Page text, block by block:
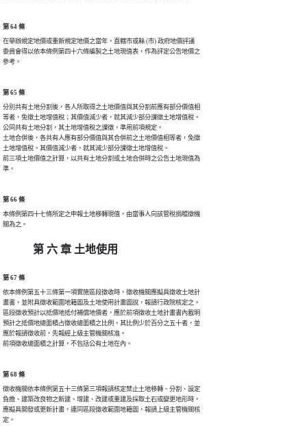
第 64 條
在舉辦規定地價或重新規定地價之當年，直轄市或縣 (市) 政府地價評議
委員會得以依本條例第四十六條編製之土地現值表，作為評定公告地價之
第 65 條
分別共有土地分割後，各人所取得之土地價值與其分割前應有部分價值相
等者，免徵土地增值稅；其價值減少者，就其減少部分課徵土地增值稅。
公同共有土地分割，其土地增值稅之課徵，準用前項規定。
土地合併後，各共有人應有部分價值與其合併前之土地價值相等者，免徵
土地增值稅。其價值減少者，就其減少部分課徵土地增值稅。
前三項土地價值之計算，以共有土地分割或土地合併時之公告土地現值為
第 66 條
本條例第四十七條所定之申報土地移轉現值，由當事人向該管稅捐稽徵機
第 六 章 土地使用
第 67 條
依本條例第五十三條第一項實施區段徵收時，徵收機關應擬具徵收土地計
畫書，並附具徵收範圍地籍圖及土地使用計畫圖說，報請行政院核定之。
區段徵收預計以抵價地抵付補償地價者，應於前項徵收土地計畫書內載明
預計之抵價地總面積占徵收總面積之比例。其比例少於百分之五十者，並
應於報請徵收前，先報經上級主管機關核准。
第 68 條
徵收機關依本條例第五十三條第三項報請核定禁止土地移轉、分割、設定
負擔、建築改良物之新建、增建、改建或重建及採取土石或變更地形時，
應擬具開發或更新計畫，連同區段徵收範圍地籍圖，報請上級主管機關核
定。